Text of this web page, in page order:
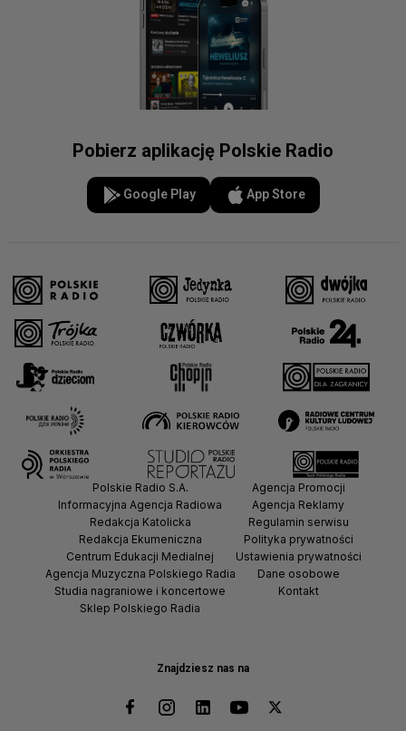
Pobierz aplikację Polskie Radio
Google Play App Store
Znajdziesz nas na
Polskie Radio S.A.
Informacyjna Agencja Radiowa
Redakcja Katolicka
Redakcja Ekumeniczna
Centrum Edukacji Medialnej
Agencja Muzyczna Polskiego Radia
Studia nagraniowe i koncertowe
Sklep Polskiego Radia
Agencja Promocji
Agencja Reklamy
Regulamin serwisu
Polityka prywatności
Ustawienia prywatności
Dane osobowe
Kontakt